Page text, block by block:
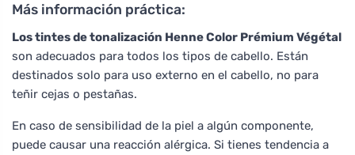
Más información práctica:
Los tintes de tonalización Henne Color Prémium Végétal
son adecuados para todos los tipos de cabello. Están
destinados solo para uso externo en el cabello, no para
teñir cejas o pestañas.
En caso de sensibilidad de la piel a algún componente,
puede causar una reacción alérgica. Si tienes tendencia a